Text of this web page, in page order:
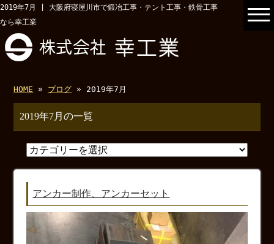
2019年7月 | 大阪府寝屋川市で鍛冶工事・テント工事・鉄骨工事
なら幸工業
HOME » ブログ » 2019年7月
2019年7月の一覧
アンカー制作、アンカーセット